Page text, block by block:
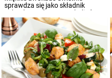
sprawdza się jako składnik
sałatek oraz kremowych dipów.
Dobrze pasują d...